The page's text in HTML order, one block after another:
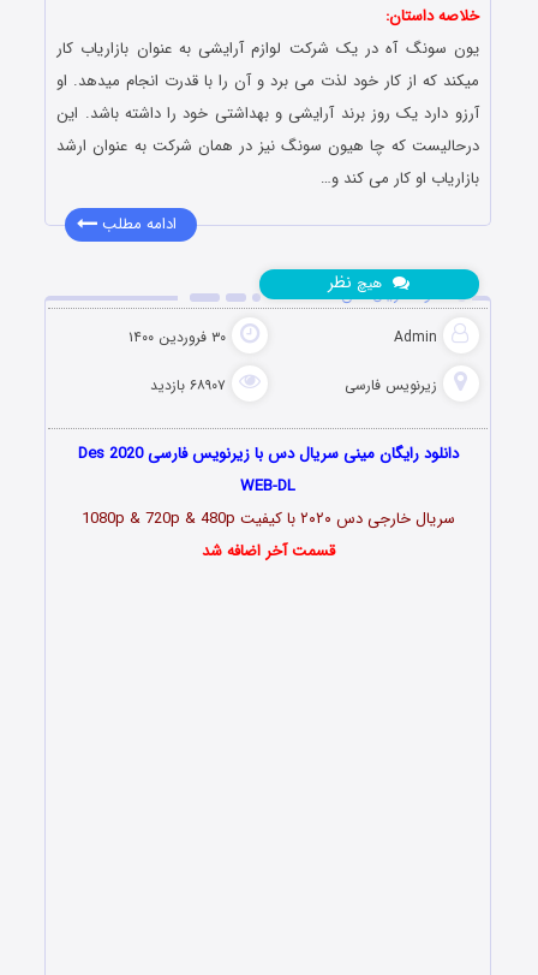
خلاصه داستان:
یون سونگ آه در یک شرکت لوازم آرایشی به عنوان بازاریاب کار
میکند که از کار خود لذت می برد و آن را با قدرت انجام میدهد. او
آرزو دارد یک روز برند آرایشی و بهداشتی خود را داشته باشد. این
درحالیست که چا هیون سونگ نیز در همان شرکت به عنوان ارشد
بازاریاب او کار می کند و…
ادامه مطلب
دانلود سریال دس Des 2020
Admin ۳۰ فروردین ۱۴۰۰
زیرنویس فارسی ۶۸۹۰۷ بازدید
هیچ نظر
دانلود رایگان مینی سریال دس با زیرنویس فارسی Des 2020
WEB-DL
سریال خارجی دس ۲۰۲۰با کیفیت 1080p & 720p & 480p
قسمت آخر اضافه شد